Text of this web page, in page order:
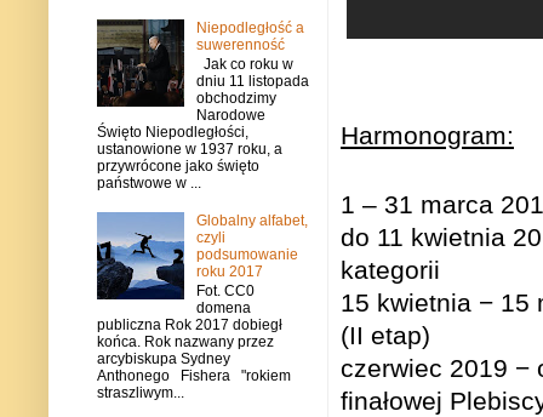
Harmonogram:
1 – 31 marca
do 11 kwietnia
kategorii
15 kwietnia − 15
(II etap)
czerwiec 2019 −
finałowej
Niepodległość a
suwerenność
Jak co roku w
dniu 11 listopada
obchodzimy
Narodowe
Święto Niepodległości,
ustanowione w 1937 roku, a
przywrócone jako święto
państwowe w ...
Globalny alfabet,
czyli
podsumowanie
roku 2017
Fot. CC0
domena
publiczna Rok 2017 dobiegł
końca. Rok nazwany przez
arcybiskupa Sydney
Anthonego Fishera "rokiem
straszliwym...